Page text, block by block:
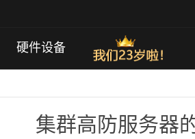
硬件设备
集群高防服务器